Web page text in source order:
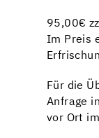
95,00€
Im Preis
Für die
Anfrage
vor Ort